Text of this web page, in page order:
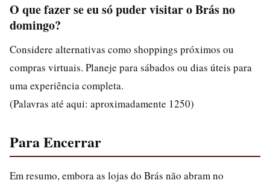
O que fazer se eu só puder visitar o Brás no
domingo?
Considere alternativas como shoppings próximos ou
compras virtuais. Planeje para sábados ou dias úteis para
uma experiência completa.
(Palavras até aqui: aproximadamente 1250)
Para Encerrar
Em resumo, embora as lojas do Brás não abram no